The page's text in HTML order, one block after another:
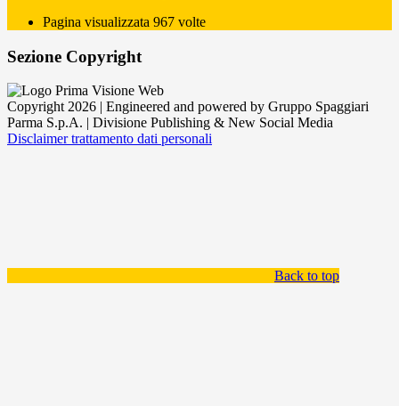
Pagina visualizzata 967 volte
Sezione Copyright
Copyright 2026 | Engineered and powered by Gruppo Spaggiari
Parma S.p.A. | Divisione Publishing & New Social Media
Disclaimer trattamento dati personali
Back to top